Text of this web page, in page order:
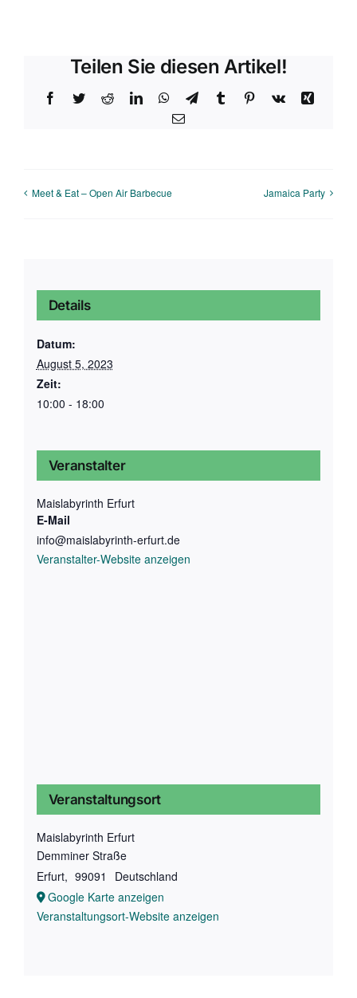
Teilen Sie diesen Artikel!
Facebook
TwitterRedditLinkedInWhatsApp
TelegramTumblrPinterest
Vk
Xing
E-
Meet & Eat – Open Air Barbecue Jamaica Party
Details
Datum:
August 5, 2023
Zeit:
10:00 - 18:00
Veranstalter
Maislabyrinth Erfurt
E-Mail
info@maislabyrinth-erfurt.de
Veranstalter-Website anzeigen
Veranstaltungsort
Maislabyrinth Erfurt
Demminer Straße
Erfurt, 99091
Deutschland
Google Karte anzeigen
Veranstaltungsort-Website anzeigen